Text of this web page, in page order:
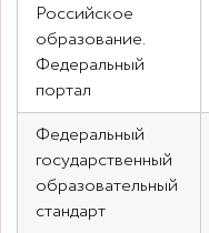
Российское
образование.
Федеральный
портал
Федеральный
государственный
образовательный
стандарт